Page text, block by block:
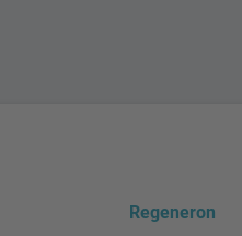
Regeneron